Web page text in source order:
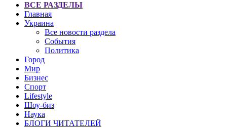
ВСЕ РАЗДЕЛЫ
Главная
Украина
Все новости раздела
События
Политика
Город
Мир
Бизнес
Спорт
Lifestyle
Шоу-биз
Наука
БЛОГИ ЧИТАТЕЛЕЙ